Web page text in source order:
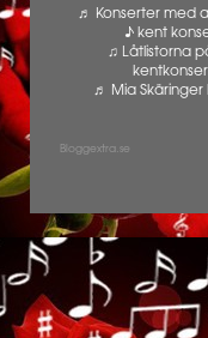
♬ Konserter med
♪ kent
♫ Låtlistorna
♬ Mia Skäringer
Bloggextra.se